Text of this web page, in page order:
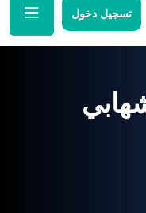
تسجيل دخول